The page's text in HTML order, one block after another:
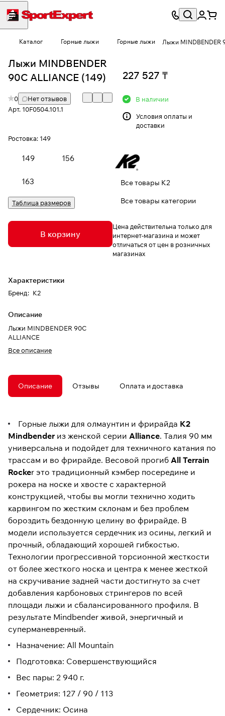
Каталог Горные лыжи Горные лыжи Лыжи MINDBENDER
Лыжи MINDBENDER
90C ALLIANCE (149)
0
Нет отзывов
Арт. 10F0504.101.1
Ростовка: 149
149 156
163
Таблица размеров
В корзину
Характеристики
Бренд: K2
Описание
Лыжи MINDBENDER 90C
ALLIANCE
Все описание
227 527 ₸
В наличии
Условия оплаты и
доставки
Все товары K2
Все товары категории
Цена действительна только для
интернет-магазина и может
отличаться от цен в розничных
магазинах
Описание Отзывы Оплата и доставка
Горные лыжи для олмаунтин и фрирайда K2
Mindbender из женской серии Alliance. Талия 90 мм
универсальна и подойдет для техничного катания по
трассам и во фрирайде. Весовой прогиб All Terrain
Rocker это традиционный кэмбер посередине и
рокера на носке и хвосте с характерной
конструкцией, чтобы вы могли технично ходить
карвингом по жестким склонам и без проблем
бороздить бездонную целину во фрирайде. В
модели используется сердечник из осины, легкий и
прочный, обладающий хорошей гибкостью.
Технологии прогрессивной торсионной жесткости
от более жесткого носка и центра к менее жесткой
на скручивание задней части достигнуто за счет
добавления карбоновых стрингеров по всей
площади лыжи и сбалансированного профиля. В
результате Mindbender живой, энергичный и
суперманевренный.
Назначение: All Mountain
Подготовка: Совершенствующийся
Вес пары: 2 940 г.
Геометрия: 127 / 90 / 113
Сердечник: Осина